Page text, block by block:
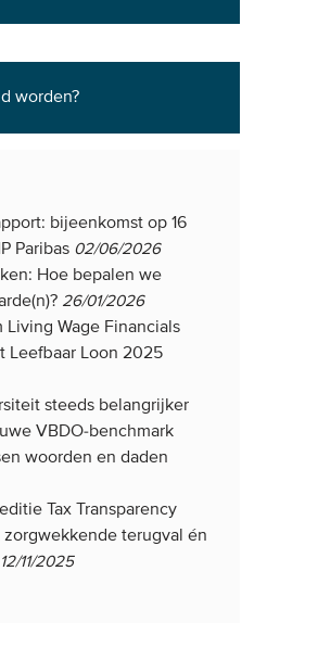
worden?
bijeenkomst op 16
Paribas 02/06/2026
Hoe bepalen we
26/01/2026
Living Wage Financials
Leefbaar Loon 2025
steeds belangrijker
VBDO-benchmark
woorden en daden
Tax Transparency
zorgwekkende terugval én
12/11/2025